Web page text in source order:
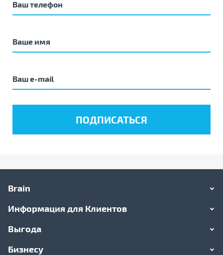
Brain
Информация для Клиентов
Выгода
Бизнесу